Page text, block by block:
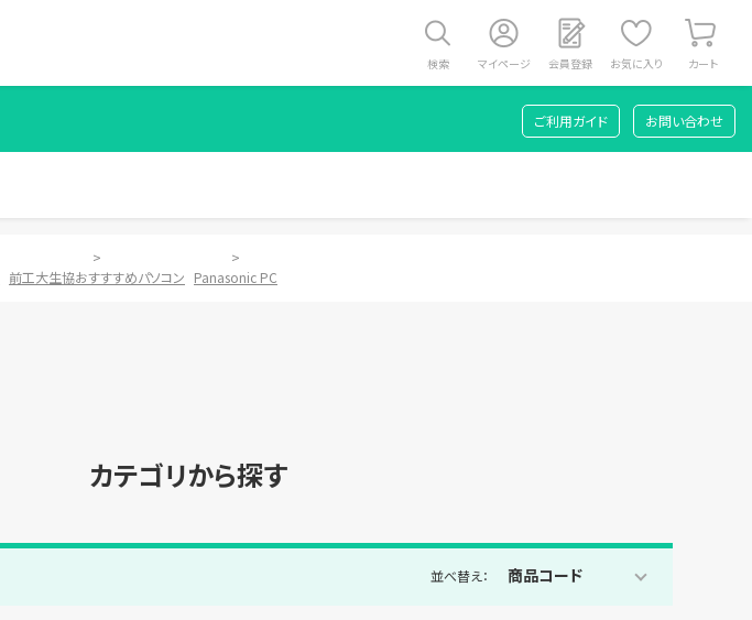
検索 マイページ 会員登録 お気に入り カート
ご利用ガイド お問い合わせ
>
前工大生協おすすすめパソコン
>
Panasonic PC
カテゴリから探す
並べ替え： 商品コード